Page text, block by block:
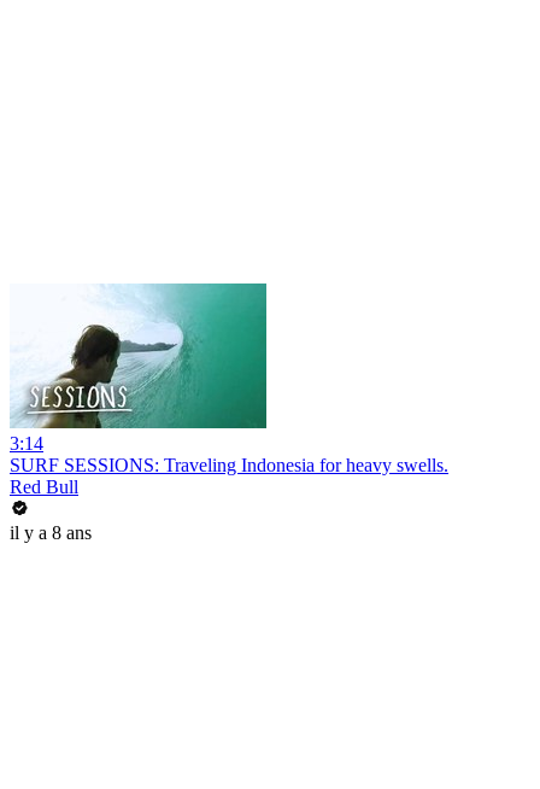
3:14
SURF SESSIONS: Traveling Indonesia for heavy swells.
Red Bull
il y a 8 ans